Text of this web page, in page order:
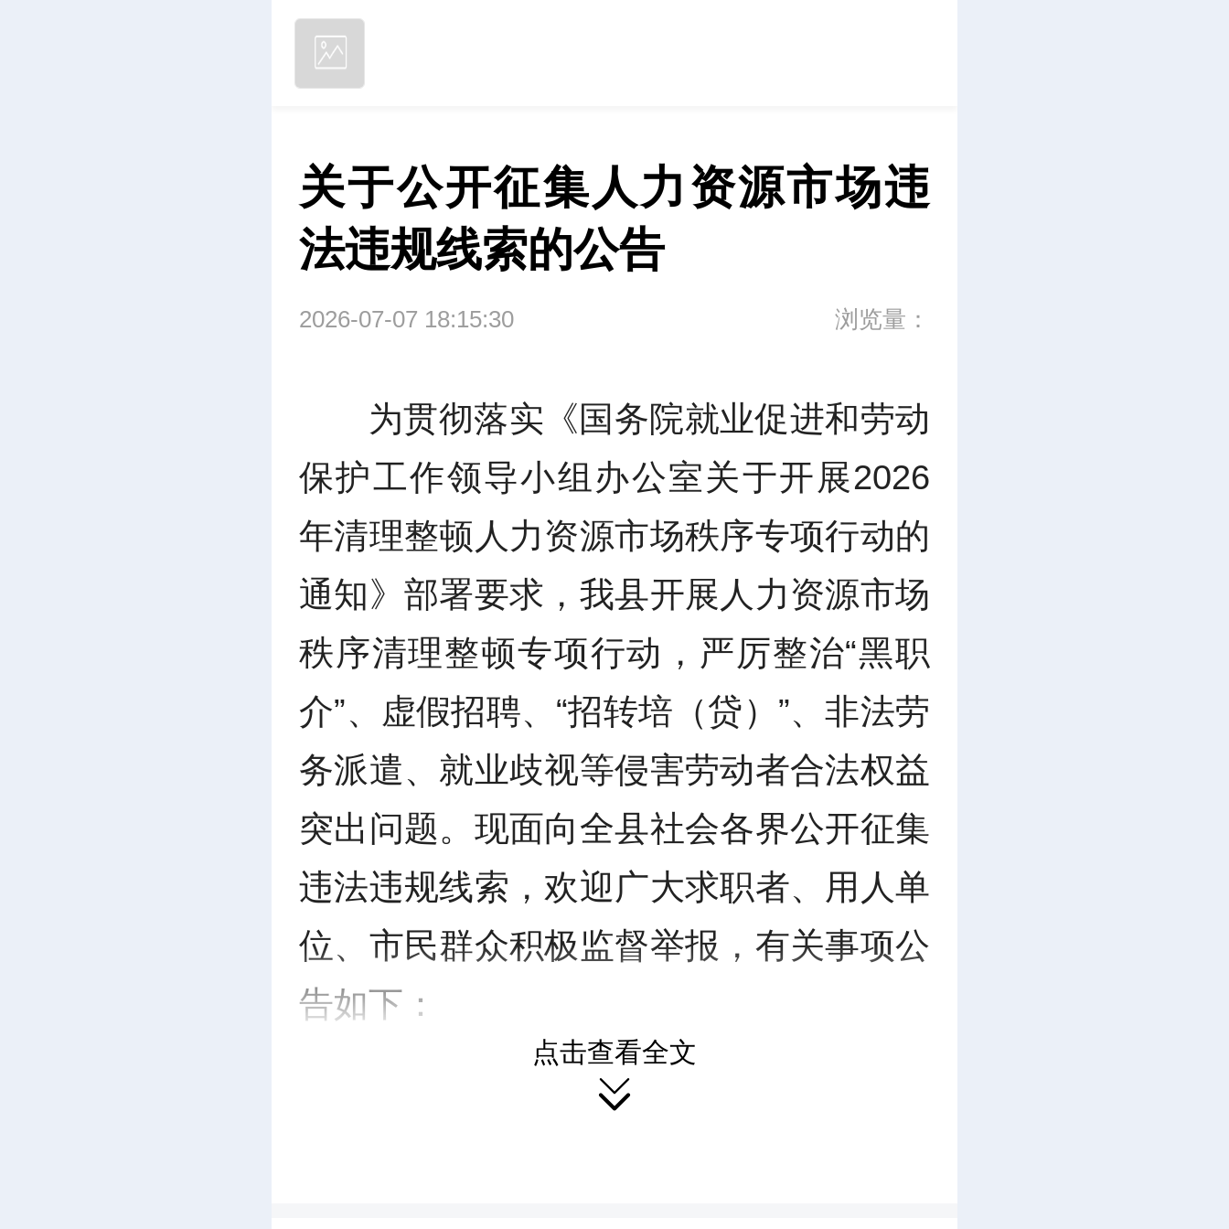
关于公开征集人力资源市场违
法违规线索的公告
2026-07-07 18:15:30 浏览量：
为贯彻落实《国务院就业促进和劳动
保护工作领导小组办公室关于开展2026
年清理整顿人力资源市场秩序专项行动的
通知》部署要求，我县开展人力资源市场
秩序清理整顿专项行动，严厉整治“黑职
介”、虚假招聘、“招转培（贷）”、非法劳
务派遣、就业歧视等侵害劳动者合法权益
突出问题。现面向全县社会各界公开征集
违法违规线索，欢迎广大求职者、用人单
位、市民群众积极监督举报，有关事项公
告如下：
一、线索集中征集期限
点击查看全文
